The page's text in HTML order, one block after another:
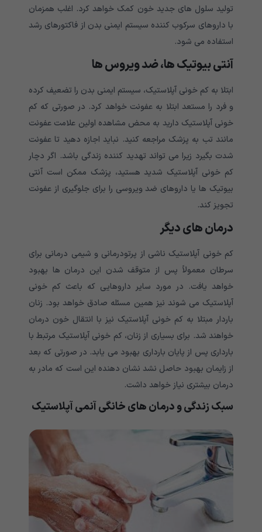
تولید سلول های جدید خون کمک خواهد کرد. اغلب همزمان
با داروهای سرکوب کننده سیستم ایمنی بدن از فاکتورهای رشد
استفاده می شود.
آنتی بیوتیک ها، ضد ویروس ها
ابتلا به کم خونی آپلاستیک، سیستم ایمنی بدن را تضعیف کرده
و فرد را مستعد ابتلا به عفونت خواهد کرد. در صورتی که کم
خونی آپلاستیک دارید به محض مشاهده اولین علامت عفونت
مانند تب به پزشک مراجعه کنید. نباید اجازه دهید تا عفونت
شدت بگیرد زیرا می تواند تهدید کننده زندگی باشد. اگر دچار
کم خونی آپلاستیک شدید هستید، پزشک ممکن است آنتی
بیوتیک ها یا داروهای ضد ویروسی را برای جلوگیری از عفونت
تجویز کند.
درمان های دیگر
کم خونی آپلاستیک ناشی از پرتودرمانی و شیمی درمانی برای
سرطان معمولاً پس از متوقف شدن این درمان ها بهبود
خواهد یافت. در مورد سایر داروهایی که باعث کم خونی
آپلاستیک می شوند نیز همین مسئله صادق خواهد بود. زنان
باردار مبتلا به کم خونی آپلاستیک نیز با انتقال خون درمان
خواهند شد. برای بسیاری از زنان، کم خونی آپلاستیک مرتبط با
بارداری پس از پایان بارداری بهبود می یابد. در صورتی که بعد
از زایمان بهبود حاصل نشد نشان دهنده این است که مادر به
درمان بیشتری نیاز خواهد داشت.
سبک زندگی و درمان های خانگی آنمی آپلاستیک